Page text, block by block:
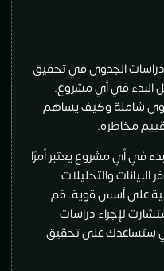
الجدوى في تحقيق
البدء في أي مشروع.
شاملة وكيف يساهم
مخاطره.
في أي مشروع يعتبر أمرًا
والتحليلات
على أسس قوية. قم
لإجراء دراسات
ستساعدك على تحقيق